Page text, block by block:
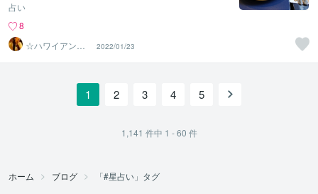
占い
8
☆ハワイアンス
ピリチュル☆～
ハナイノウエ
2022/01/23
1 2 3 4 5
1,141 件中 1 - 60 件
ホーム ブログ 「#星占い」タグ